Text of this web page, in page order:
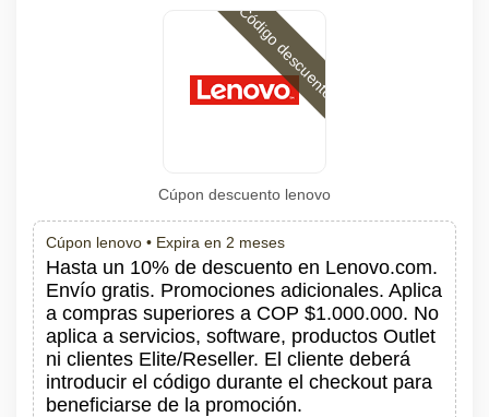
Código descuento
Cúpon descuento lenovo
Cúpon lenovo • Expira en 2 meses
Hasta un 10% de descuento en Lenovo.com.
Envío gratis. Promociones adicionales. Aplica
a compras superiores a COP $1.000.000. No
aplica a servicios, software, productos Outlet
ni clientes Elite/Reseller. El cliente deberá
introducir el código durante el checkout para
beneficiarse de la promoción.